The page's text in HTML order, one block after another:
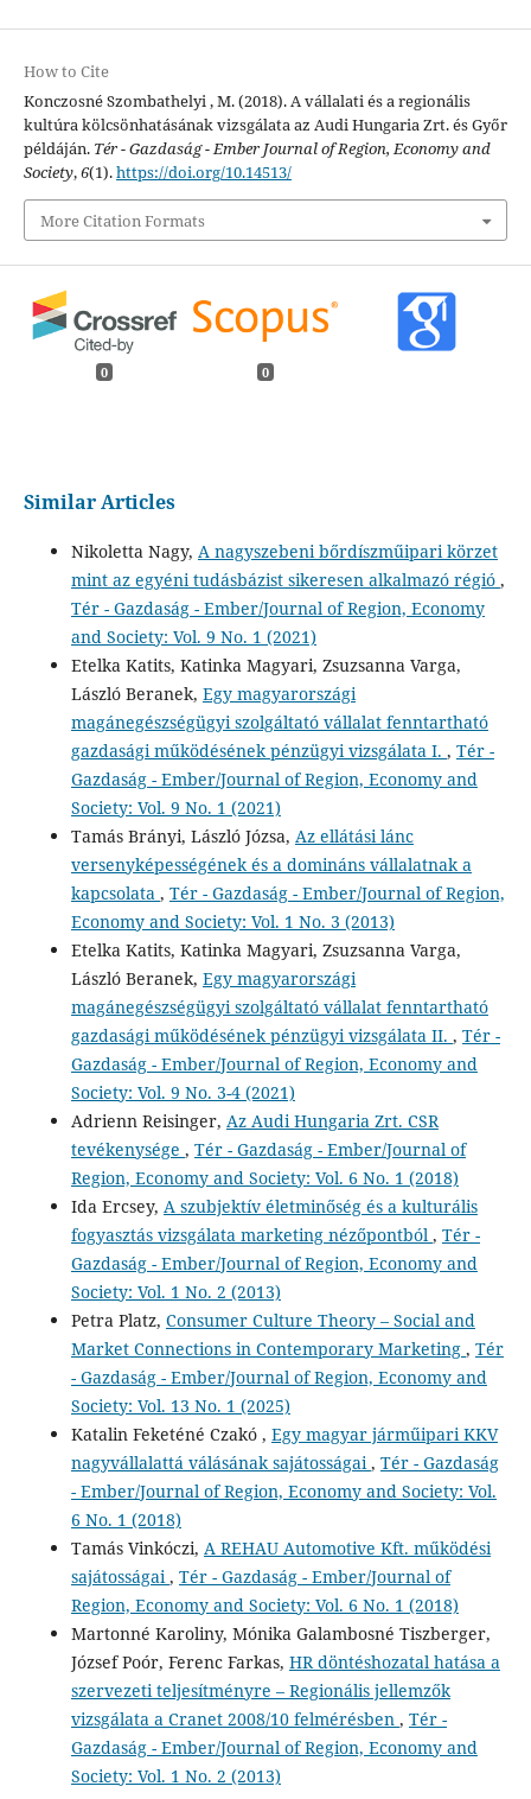
How to Cite
Konczosné Szombathelyi , M. (2018). A vállalati és a regionális
kultúra kölcsönhatásának vizsgálata az Audi Hungaria Zrt. és Győr
példáján. Tér - Gazdaság - Ember Journal of Region, Economy and
Society,6(1).https://doi.org/10.14513/
More Citation Formats
0 0
Similar Articles
Nikoletta Nagy, A nagyszebeni bőrdíszműipari körzet
mint az egyéni tudásbázist sikeresen alkalmazó régió ,
Tér - Gazdaság - Ember/Journal of Region, Economy
and Society: Vol. 9 No. 1 (2021)
Etelka Katits, Katinka Magyari, Zsuzsanna Varga,
László Beranek, Egy magyarországi
magánegészségügyi szolgáltató vállalat fenntartható
gazdasági működésének pénzügyi vizsgálata I. , Tér -
Gazdaság - Ember/Journal of Region, Economy and
Society: Vol. 9 No. 1 (2021)
Tamás Brányi, László Józsa, Az ellátási lánc
versenyképességének és a domináns vállalatnak a
kapcsolata , Tér - Gazdaság - Ember/Journal of Region,
Economy and Society: Vol. 1 No. 3 (2013)
Etelka Katits, Katinka Magyari, Zsuzsanna Varga,
László Beranek, Egy magyarországi
magánegészségügyi szolgáltató vállalat fenntartható
gazdasági működésének pénzügyi vizsgálata II. , Tér -
Gazdaság - Ember/Journal of Region, Economy and
Society: Vol. 9 No. 3-4 (2021)
Adrienn Reisinger, Az Audi Hungaria Zrt. CSR
tevékenysége , Tér - Gazdaság - Ember/Journal of
Region, Economy and Society: Vol. 6 No. 1 (2018)
Ida Ercsey, A szubjektív életminőség és a kulturális
fogyasztás vizsgálata marketing nézőpontból , Tér -
Gazdaság - Ember/Journal of Region, Economy and
Society: Vol. 1 No. 2 (2013)
Petra Platz, Consumer Culture Theory – Social and
Market Connections in Contemporary Marketing , Tér
- Gazdaság - Ember/Journal of Region, Economy and
Society: Vol. 13 No. 1 (2025)
Katalin Feketéné Czakó , Egy magyar járműipari KKV
nagyvállalattá válásának sajátosságai , Tér - Gazdaság
- Ember/Journal of Region, Economy and Society: Vol.
6 No. 1 (2018)
Tamás Vinkóczi, A REHAU Automotive Kft. működési
sajátosságai , Tér - Gazdaság - Ember/Journal of
Region, Economy and Society: Vol. 6 No. 1 (2018)
Martonné Karoliny, Mónika Galambosné Tiszberger,
József Poór, Ferenc Farkas, HR döntéshozatal hatása a
szervezeti teljesítményre – Regionális jellemzők
vizsgálata a Cranet 2008/10 felmérésben , Tér -
Gazdaság - Ember/Journal of Region, Economy and
Society: Vol. 1 No. 2 (2013)